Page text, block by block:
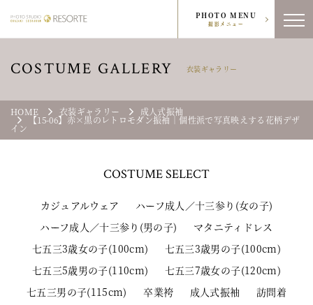
PHOTO MENU
撮影メニュー
COSTUME GALLERY 衣装ギャラリー
HOME 衣装ギャラリー 成人式振袖
【15-06】赤×黒のレトロモダン振袖｜個性派で写真映えする花柄デザ
イン
COSTUMESELECT
カジュアルウェア
ハーフ成人／十三参り(女の子)
ハーフ成人／十三参り(男の子)
マタニティドレス
七五三3歳女の子(100cm)
七五三3歳男の子(100cm)
七五三5歳男の子(110cm)
七五三7歳女の子(120cm)
七五三男の子(115cm)
卒業袴 成人式振袖 訪問着